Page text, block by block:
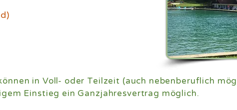
in Voll- oder Teilzeit (auch nebenberuflich
Einstieg ein Ganzjahresvertrag möglich.